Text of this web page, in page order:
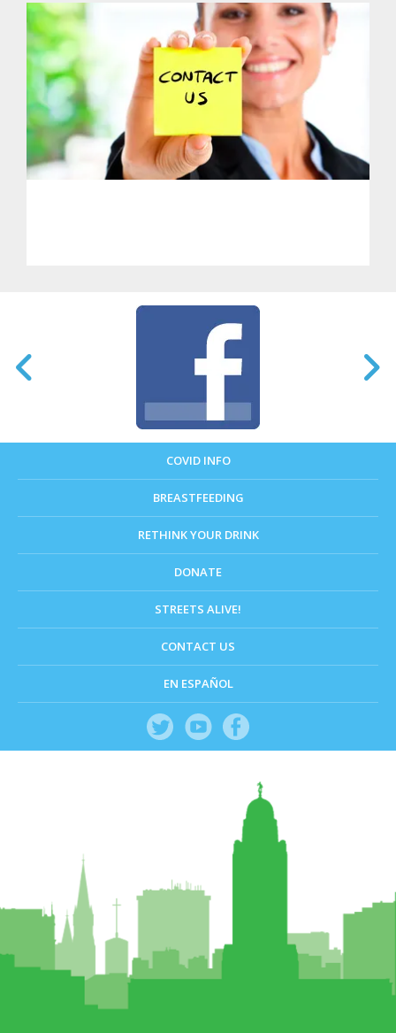
COVID INFO
BREASTFEEDING
RETHINK YOUR DRINK
DONATE
STREETS ALIVE!
CONTACT US
EN ESPAÑOL